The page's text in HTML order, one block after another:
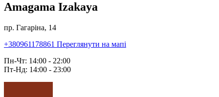
Amagama Izakaya
пр. Гагаріна, 14
+380961178861 Переглянути на мапі
Пн-Чт: 14:00 - 22:00
Пт-Нд: 14:00 - 23:00